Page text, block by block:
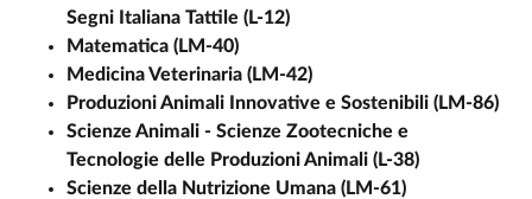
Segni Italiana Tattile (L-12)
Matematica (LM-40)
Medicina Veterinaria (LM-42)
Produzioni Animali Innovative e Sostenibili (LM-86)
Scienze Animali - Scienze Zootecniche e
Tecnologie delle Produzioni Animali (L-38)
Scienze della Nutrizione Umana (LM-61)